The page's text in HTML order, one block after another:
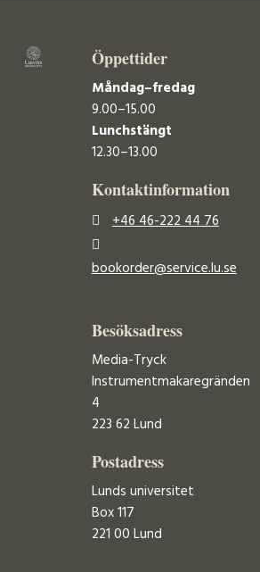
Öppettider
Måndag–fredag
9.00–15.00
Lunchstängt
12.30–13.00
Kontaktinformation
+46 46-222 44 76
bookorder@service.lu.se
Besöksadress
Media-Tryck
Instrumentmakaregränden
4
223 62 Lund
Postadress
Lunds universitet
Box 117
221 00 Lund